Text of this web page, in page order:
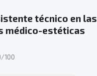
técnico en las
médico-estéticas
100